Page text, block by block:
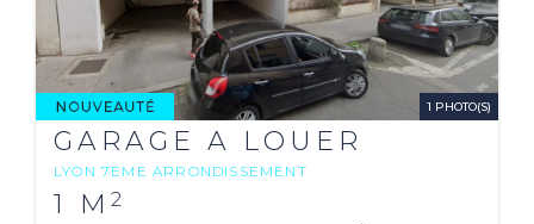
1 PHOTO(S)
GARAGE A LOUER
LYON 7EME ARRONDISSEMENT
1 M 2